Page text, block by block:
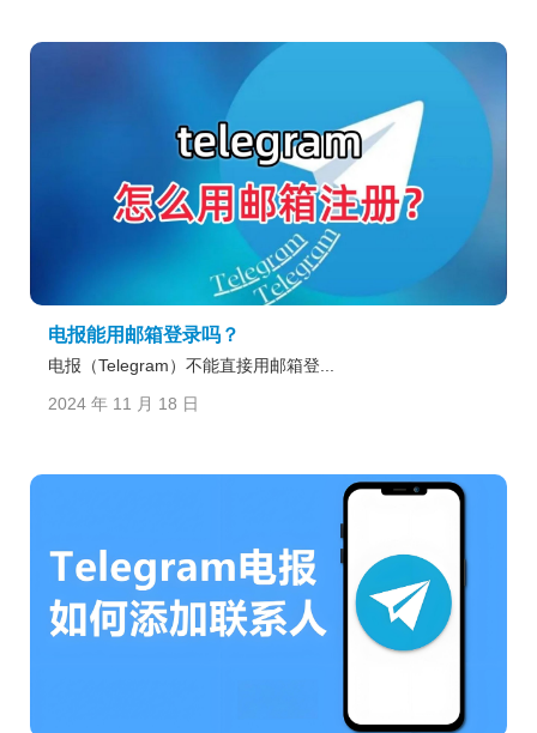
电报能用邮箱登录吗？
电报（Telegram）不能直接用邮箱登...
2024 年 11 月 18 日